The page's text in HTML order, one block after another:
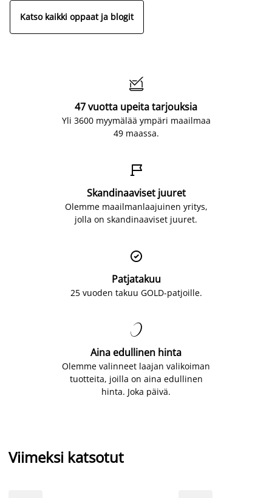
Katso kaikki oppaat ja blogit

47 vuotta upeita tarjouksia
Yli 3600 myymälää ympäri maailmaa
49 maassa.

Skandinaaviset juuret
Olemme maailmanlaajuinen yritys,
jolla on skandinaaviset juuret.

Patjatakuu
25 vuoden takuu GOLD-patjoille.

Aina edullinen hinta
Olemme valinneet laajan valikoiman
tuotteita, joilla on aina edullinen
hinta. Joka päivä.
Viimeksi katsotut